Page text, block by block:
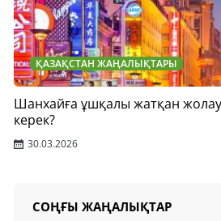
ҚАЗАҚСТАН ЖАҢАЛЫҚТАРЫ
Шанхайға ұшқалы жатқан
керек?
30.03.2026
СОҢҒЫ ЖАҢАЛЫҚТАР